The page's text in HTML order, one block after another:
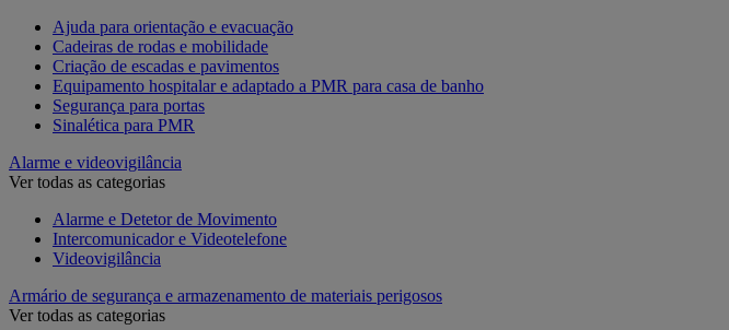
Ajuda para orientação e evacuação
Cadeiras de rodas e mobilidade
Criação de escadas e pavimentos
Equipamento hospitalar e adaptado a PMR para casa de banho
Segurança para portas
Sinalética para PMR
Alarme e videovigilância
Ver todas as categorias
Alarme e Detetor de Movimento
Intercomunicador e Videotelefone
Videovigilância
Armário de segurança e armazenamento de materiais perigosos
Ver todas as categorias